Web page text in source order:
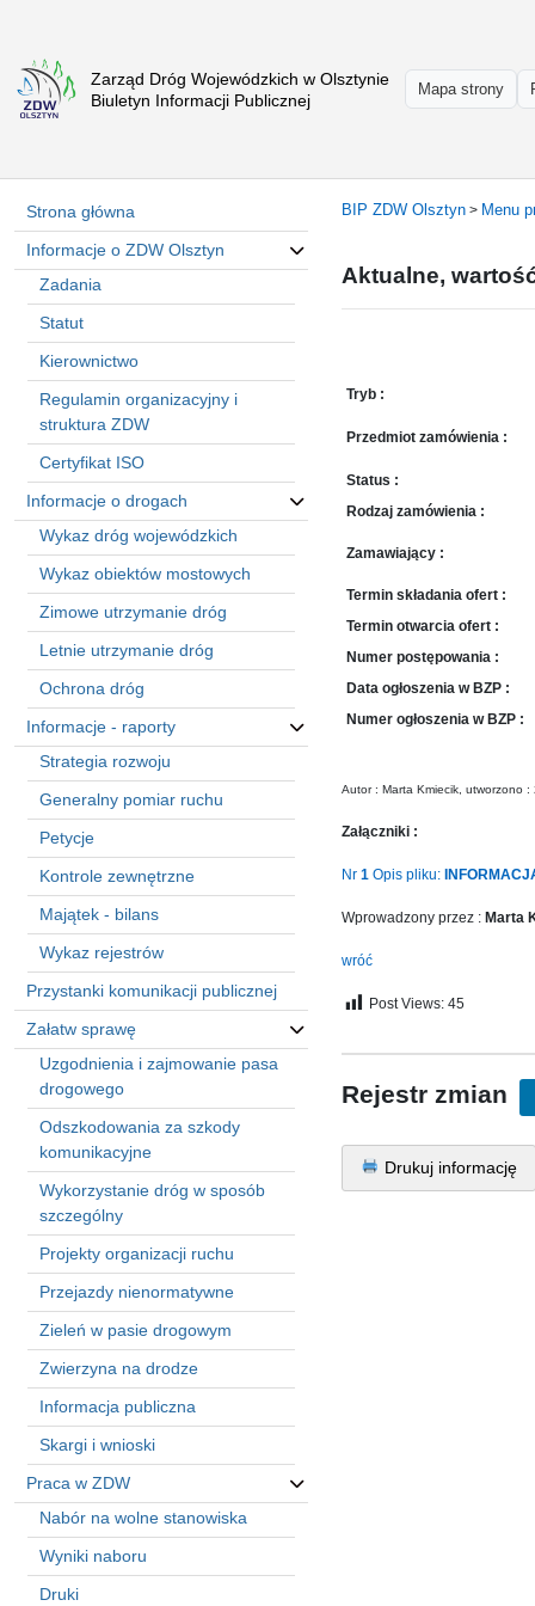
Zarząd Dróg Wojewódzkich w Olsztynie
Biuletyn Informacji Publicznej
Mapa strony
Strona
główna
Olsztyn
Informacje
drogach
Informacje
Przystanki
komunikacji
publicznej
Załatw
sprawę
Praca
w
ZDW
Sprzedaż
mienia
majątkowego
Zamówienia
publiczne
Ochrona
danych
osobowych
Deklaracja
dostępności
Kontakt
Automatically
Hierarchic
Categories
Menu
Version
2.1.0
Author:
Atakan
Docs:
https://atakanau.blogspot.com/2021/01/automatic-
menu-
wp-
plugin.html
Active
KANE
(kanewp)
Strona główna
Informacje o ZDW Olsztyn
Zadania
Statut
Kierownictwo
Regulamin organizacyjny i
struktura ZDW
Certyfikat ISO
Informacje o drogach
Wykaz dróg wojewódzkich
Wykaz obiektów mostowych
Zimowe utrzymanie dróg
Letnie utrzymanie dróg
Ochrona dróg
Informacje - raporty
Strategia rozwoju
Generalny pomiar ruchu
Petycje
Kontrole zewnętrzne
Majątek - bilans
Wykaz rejestrów
Przystanki komunikacji publicznej
Załatw sprawę
Uzgodnienia i zajmowanie pasa
drogowego
Odszkodowania za szkody
komunikacyjne
Wykorzystanie dróg w sposób
szczególny
Projekty organizacji ruchu
Przejazdy nienormatywne
Zieleń w pasie drogowym
Zwierzyna na drodze
Informacja publiczna
Skargi i wnioski
Praca w ZDW
Nabór na wolne stanowiska
Wyniki naboru
Druki
BIP ZDW Olsztyn > Menu
Aktualne,
Tryb :
Przedmiot zamówienia :
Status :
Rodzaj zamówienia :
Zamawiający :
Termin składania ofert :
Termin otwarcia ofert :
Numer postępowania :
Data ogłoszenia w BZP :
Numer ogłoszenia w BZP :
Autor : Marta Kmiecik, utworzono :
Załączniki :
Nr 1 Opis pliku:
Wprowadzony przez : Marta
wróć
Post Views: 45
Rejestr zmian
Drukuj informację